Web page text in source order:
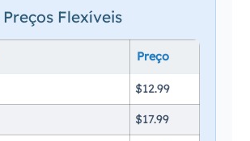
Preços Flexíveis
Preço
$12.99
$17.99